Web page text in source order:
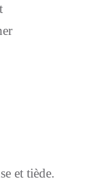
et tiède.